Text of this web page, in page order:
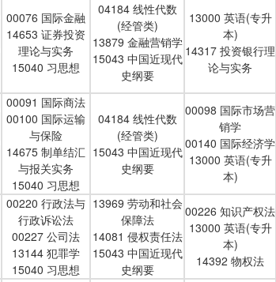
00076 国际金融
14653 证券投资
理论与实务
15040 习思想
04184 线性代数
(经管类)
13879 金融营销学
15043 中国近现代
史纲要
13000 英语(专升
本)
14317 投资银行理
论与实务
00091 国际商法
00100 国际运输
与保险
14675 制单结汇
与报关实务
15040 习思想
04184 线性代数
(经管类)
15043 中国近现代
史纲要
00098 国际市场营
销学
00140 国际经济学
13000 英语(专升
本)
00220 行政法与
行政诉讼法
00227 公司法
13144 犯罪学
15040 习思想
13969 劳动和社会
保障法
14081 侵权责任法
15043 中国近现代
史纲要
00226 知识产权法
13000 英语(专升
本)
14392 物权法